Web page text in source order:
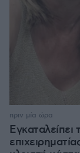
πριν μία ώρα